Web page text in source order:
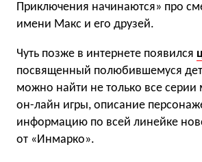
Приключения начинаются» про
имени Макс и его друзей.
Чуть позже в интернете появился
посвященный полюбившемуся
можно найти не только все серии
он-лайн игры, описание
информацию по всей линейке
от «Инмарко».